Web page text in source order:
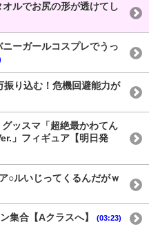
オルでお尻の形が透けてし
ニーガールコスプレでうっ
振り込む！危機回避能力が
グッスマ「超絶最かわてん
」フィギュア【明日発
○ルいじってくるんだがｗ
集合【Aクラスへ】 (03:23)